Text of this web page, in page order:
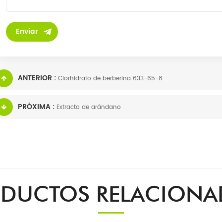
ANTERIOR : Clorhidrato de berberina 633-65-8
PRÓXIMA : Extracto de arándano